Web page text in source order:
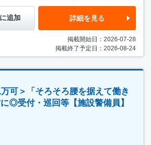
追加 詳細を見る
掲載開始日：2026-07-28
掲載終了予定日：2026-08-24
可＞「そろそろ腰を据えて働き
◎受付・巡回等【施設警備員】